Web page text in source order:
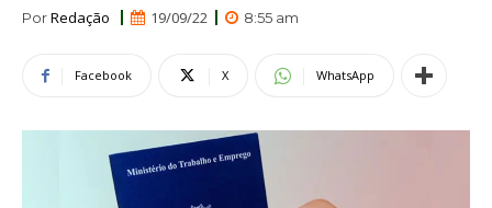
PorRedação 19/09/22 8:55 am
Facebook X WhatsApp